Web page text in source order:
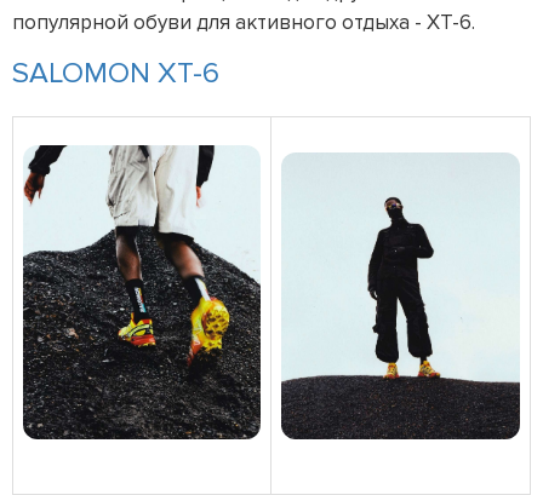
популярной обуви для активного отдыха - XT-6.
SALOMON XT-6